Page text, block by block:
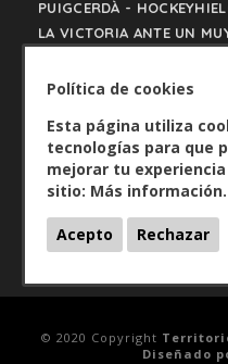
PUIGCERDÀ -
LA VICTORIA ANTE UN
TXURI URDIN Y JACA
CARRERA POR EL
URDIN Y JACA NO PISAN
LIDERATO
PLAY OFFS LIGA
- HOCKEYHIELO.NETon
HOCKEY HIELO 2020/2021
© 2020 Copyright
Diseñado
Política de cookies
Esta página utiliza
tecnologías para que
mejorar tu
sitio: Más información.
Acepto Rechazar